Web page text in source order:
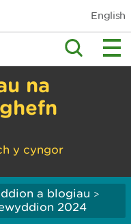
English
na
y cyngor
a blogiau >
2024